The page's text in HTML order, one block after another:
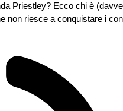
Priestley? Ecco chi è
non riesce a conquistare i